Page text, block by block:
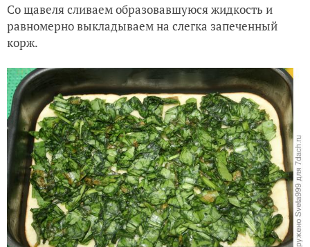
Со щавеля сливаем образовавшуюся жидкость и
равномерно выкладываем на слегка запеченный
корж.